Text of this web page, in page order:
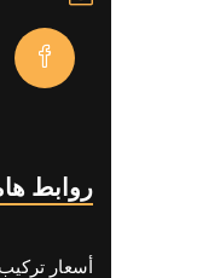
روابط
أسعار